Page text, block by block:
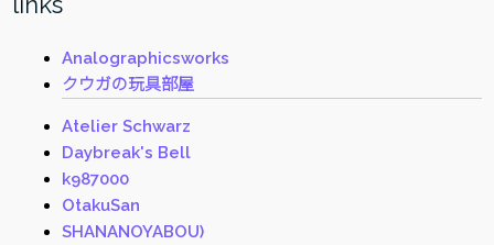
Analographicsworks
クウガの玩具部屋
Atelier Schwarz
Daybreak's Bell
k987000
OtakuSan
SHANANOYABOU)